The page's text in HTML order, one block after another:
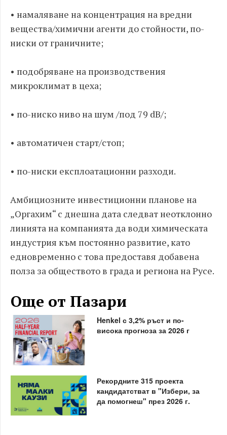
• намаляване на концентрация на вредни
вещества/химични агенти до стойности, по-
ниски от граничните;
• подобряване на производствения
микроклимат в цеха;
• по-ниско ниво на шум /под 79 dB/;
• автоматичен старт/стоп;
• по-ниски експлоатационни разходи.
Амбициозните инвестиционни планове на
„Оргахим“ с днешна дата следват неотклонно
линията на компанията да води химическата
индустрия към постоянно развитие, като
едновременно с това предоставя добавена
полза за обществото в града и региона на Русе.
Още от Пазари
Henkel с 3,2% ръст и по-
висока прогноза за 2026 г
Рекордните 315 проекта
кандидатстват в "Избери, за
да помогнеш" през 2026 г.